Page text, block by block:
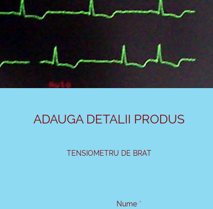
ADAUGA DETALII PRODUS
TENSIOMETRU DE BRAT
Nume